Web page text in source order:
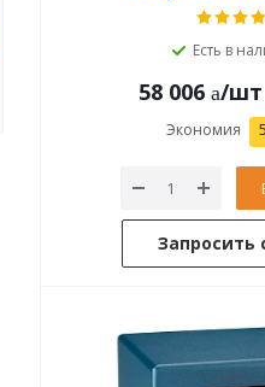
Есть в
58 006 /шт
Экономия
Запросить